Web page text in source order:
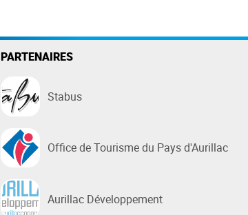
PARTENAIRES
Stabus
Office de Tourisme du Pays d'Aurillac
Aurillac Développement